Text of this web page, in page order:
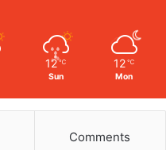
12 ℃
Sun
12 ℃
Mon
Comments